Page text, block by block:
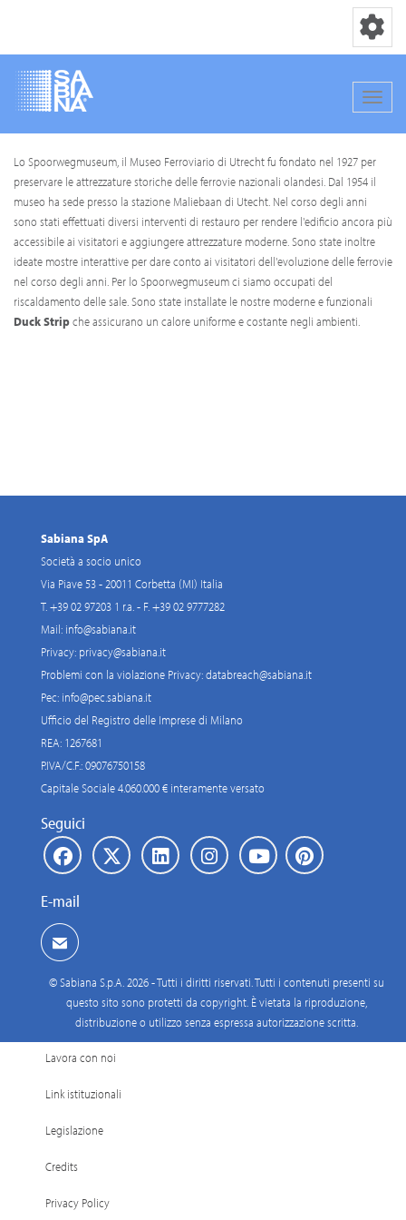
contenuto
principale
Toggle
Lo Spoorwegmuseum, il Museo Ferroviario di Utrecht fu fondato nel 1927 per
preservare le attrezzature storiche delle ferrovie nazionali olandesi. Dal 1954 il
museo ha sede presso la stazione Maliebaan di Utecht. Nel corso degli anni
sono stati effettuati diversi interventi di restauro per rendere l'edificio ancora più
accessibile ai visitatori e aggiungere attrezzature moderne. Sono state inoltre
ideate mostre interattive per dare conto ai visitatori dell'evoluzione delle ferrovie
nel corso degli anni. Per lo Spoorwegmuseum ci siamo occupati del
riscaldamento delle sale. Sono state installate le nostre moderne e funzionali
Duck Stripche assicurano un calore uniforme e costante negli ambienti.
Sabiana SpA
Società a socio unico
Via Piave 53 - 20011 Corbetta (MI) Italia
T. +39 02 97203 1 r.a. - F. +39 02 9777282
Mail: info@sabiana.it
Privacy: privacy@sabiana.it
Problemi con la violazione Privacy:databreach@sabiana.it
Pec: info@pec.sabiana.it
Ufficio del Registro delle Imprese di Milano
REA: 1267681
P.IVA/C.F.: 09076750158
Capitale Sociale 4.060.000 € interamente versato
Seguici
E-mail
© Sabiana S.p.A. 2026 - Tutti i diritti riservati. Tutti i contenuti presenti su
questo sito sono protetti da copyright. È vietata la riproduzione,
distribuzione o utilizzo senza espressa autorizzazione scritta.
Lavora con noi
Link istituzionali
Legislazione
Credits
Privacy Policy